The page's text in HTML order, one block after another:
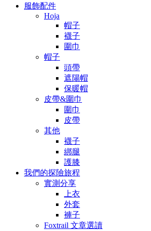
服飾配件
Hoja
帽子
襪子
圍巾
帽子
頭帶
遮陽帽
保暖帽
皮帶&圍巾
圍巾
皮帶
其他
襪子
綁腿
護膝
我們的探險旅程
實測分享
上衣
外套
褲子
Foxtrail 文章選讀